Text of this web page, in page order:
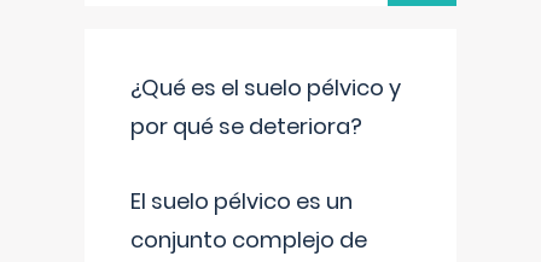
¿Qué es el suelo pélvico y
por qué se deteriora?
El suelo pélvico es un
conjunto complejo de